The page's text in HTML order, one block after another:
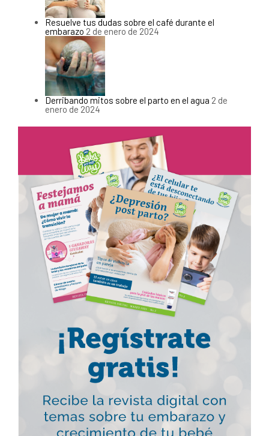
Resuelve tus dudas sobre el café durante el
embarazo 2 de enero de 2024
Derribando mitos sobre el parto en el agua 2 de
enero de 2024